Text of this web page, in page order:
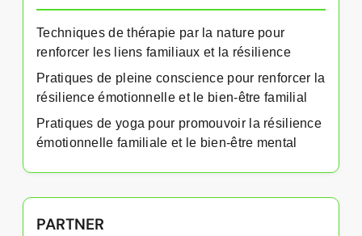
Techniques de thérapie par la nature pour
renforcer les liens familiaux et la résilience
Pratiques de pleine conscience pour renforcer la
résilience émotionnelle et le bien-être familial
Pratiques de yoga pour promouvoir la résilience
émotionnelle familiale et le bien-être mental
PARTNER